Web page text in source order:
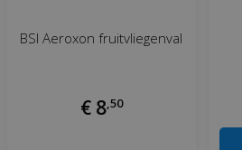
BSI Aeroxon fruitvliegenval
€ 8 50